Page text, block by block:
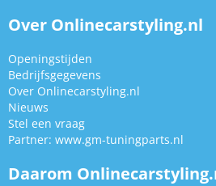
Over Onlinecarstyling.nl
Openingstijden
Bedrijfsgegevens
Over Onlinecarstyling.nl
Nieuws
Stel een vraag
Partner: www.gm-tuningparts.nl
Daarom